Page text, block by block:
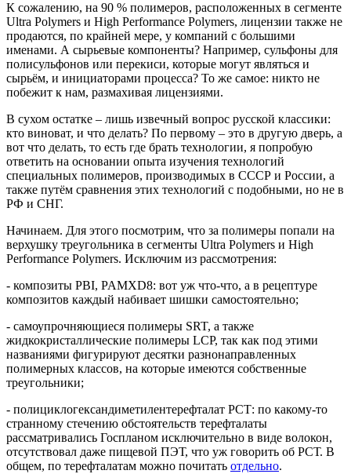
К сожалению, на 90 % полимеров, расположенных в сегменте
Ultra Polymers и High Performance Polymers, лицензии также не
продаются, по крайней мере, у компаний с большими
именами. А сырьевые компоненты? Например, сульфоны для
полисульфонов или перекиси, которые могут являться и
сырьём, и инициаторами процесса? То же самое: никто не
побежит к нам, размахивая лицензиями.
В сухом остатке – лишь извечный вопрос русской классики:
кто виноват, и что делать? По первому – это в другую дверь, а
вот что делать, то есть где брать технологии, я попробую
ответить на основании опыта изучения технологий
специальных полимеров, производимых в СССР и России, а
также путём сравнения этих технологий с подобными, но не в
РФ и СНГ.
Начинаем. Для этого посмотрим, что за полимеры попали на
верхушку треугольника в сегменты Ultra Polymers и High
Performance Polymers. Исключим из рассмотрения:
- композиты PBI, PAMXD8: вот уж что-что, а в рецептуре
композитов каждый набивает шишки самостоятельно;
- самоупрочняющиеся полимеры SRT, а также
жидкокристаллические полимеры LCP, так как под этими
названиями фигурируют десятки разнонаправленных
полимерных классов, на которые имеются собственные
треугольники;
- полициклогександиметилентерефталат РСТ: по какому-то
странному стечению обстоятельств терефталаты
рассматривались Госпланом исключительно в виде волокон,
отсутствовал даже пищевой ПЭТ, что уж говорить об РСТ. В
общем, по терефталатам можно почитать отдельно.